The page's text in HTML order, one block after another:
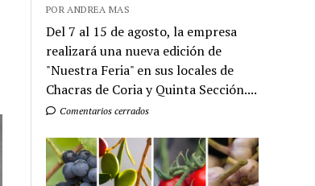
POR ANDREA MAS
Del 7 al 15 de agosto, la empresa
realizará una nueva edición de
"Nuestra Feria" en sus locales de
Chacras de Coria y Quinta Sección....
Comentarios cerrados